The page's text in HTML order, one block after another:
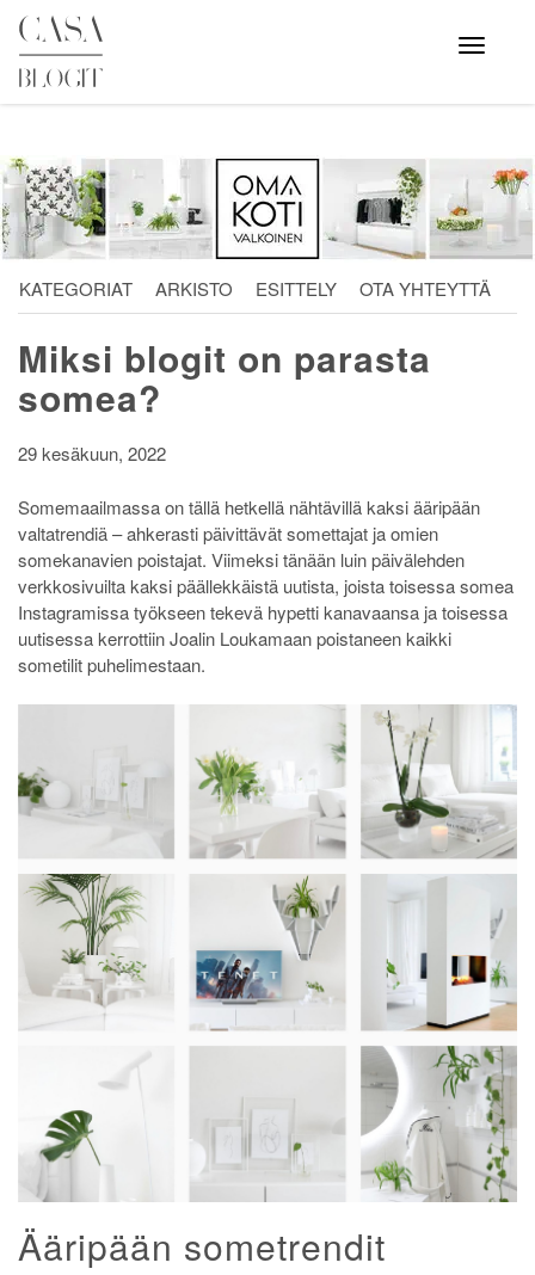
Skip
content
Avaa
valikko
KATEGORIAT ARKISTO ESITTELY OTA YHTEYTTÄ
Miksi blogit on parasta
somea?
29 kesäkuun, 2022
Somemaailmassa on tällä hetkellä nähtävillä kaksi ääripään
valtatrendiä – ahkerasti päivittävät somettajat ja omien
somekanavien poistajat. Viimeksi tänään luin päivälehden
verkkosivuilta kaksi päällekkäistä uutista, joista toisessa somea
Instagramissa työkseen tekevä hypetti kanavaansa ja toisessa
uutisessa kerrottiin Joalin Loukamaan poistaneen kaikki
sometilit puhelimestaan.
Ääripään sometrendit